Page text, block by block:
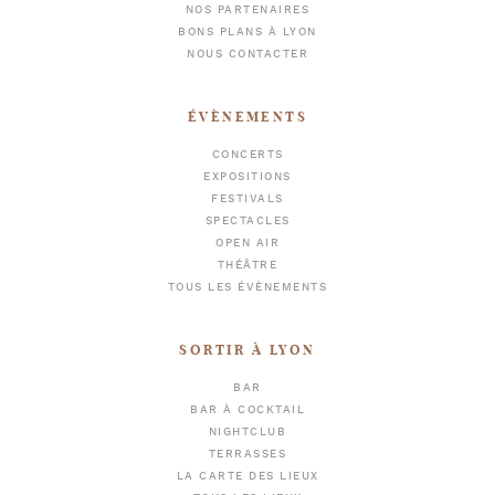
NOS PARTENAIRES
BONS PLANS À LYON
NOUS CONTACTER
ÉVÈNEMENTS
CONCERTS
EXPOSITIONS
FESTIVALS
SPECTACLES
OPEN AIR
THÉÂTRE
TOUS LES ÉVÈNEMENTS
SORTIR À LYON
BAR
BAR À COCKTAIL
NIGHTCLUB
TERRASSES
LA CARTE DES LIEUX